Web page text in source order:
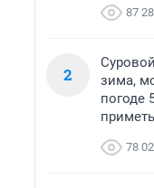
87
2
зима,
погоде
78